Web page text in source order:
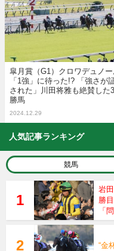
皐月賞（G1）クロワデュノ
「1強」に待った!? 「強さが
された」川田将雅も絶賛した
勝馬
2024.12.29
人気記事ランキング
競馬
岩
勝
「
“金